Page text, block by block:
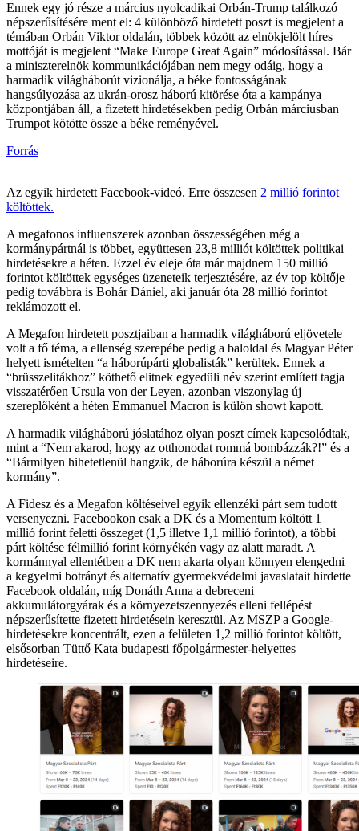
Ennek egy jó része a március nyolcadikai Orbán-Trump találkozó
népszerűsítésére ment el: 4 különböző hirdetett poszt is megjelent a
témában Orbán Viktor oldalán, többek között az elnökjelölt híres
mottóját is megjelent “Make Europe Great Again” módosítással. Bár
a miniszterelnök kommunikációjában nem megy odáig, hogy a
harmadik világháborút vizionálja, a béke fontosságának
hangsúlyozása az ukrán-orosz háború kitörése óta a kampánya
központjában áll, a fizetett hirdetésekben pedig Orbán márciusban
Trumpot kötötte össze a béke reményével.
Forrás
Az egyik hirdetett Facebook-videó. Erre összesen 2 millió forintot
költöttek.
A megafonos influenszerek azonban összességében még a
kormánypártnál is többet, együttesen 23,8 milliót költöttek politikai
hirdetésekre a héten. Ezzel év eleje óta már majdnem 150 millió
forintot költöttek egységes üzeneteik terjesztésére, az év top költője
pedig továbbra is Bohár Dániel, aki január óta 28 millió forintot
reklámozott el.
A Megafon hirdetett posztjaiban a harmadik világháború eljövetele
volt a fő téma, a ellenség szerepébe pedig a baloldal és Magyar Péter
helyett ismételten “a háborúpárti globalisták” kerültek. Ennek a
“brüsszelitákhoz” köthető elitnek egyedüli név szerint említett tagja
visszatérően Ursula von der Leyen, azonban viszonylag új
szereplőként a héten Emmanuel Macron is külön showt kapott.
A harmadik világháború jóslatához olyan poszt címek kapcsolódtak,
mint a “Nem akarod, hogy az otthonodat rommá bombázzák?!” és a
“Bármilyen hihetetlenül hangzik, de háborúra készül a német
kormány”.
A Fidesz és a Megafon költéseivel egyik ellenzéki párt sem tudott
versenyezni. Facebookon csak a DK és a Momentum költött 1
millió forint feletti összeget (1,5 illetve 1,1 millió forintot), a többi
párt költése félmillió forint környékén vagy az alatt maradt. A
kormánnyal ellentétben a DK nem akarta olyan könnyen elengedni
a kegyelmi botrányt és alternatív gyermekvédelmi javaslatait hirdette
Facebook oldalán, míg Donáth Anna a debreceni
akkumulátorgyárak és a környezetszennyezés elleni fellépést
népszerűsítette fizetett hirdetésein keresztül. Az MSZP a Google-
hirdetésekre koncentrált, ezen a felületen 1,2 millió forintot költött,
elsősorban Tüttő Kata budapesti főpolgármester-helyettes
hirdetéseire.